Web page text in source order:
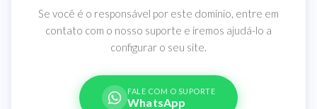
Se você é o responsável por este domínio, entre em
contato com o nosso suporte e iremos ajudá-lo a
configurar o seu site.
FALE COM O SUPORTE
WhatsApp